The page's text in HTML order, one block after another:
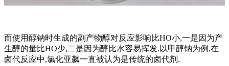
而使用醇钠时生成的副产物醇对反应影响比HO小,一是因为产
生醇的量比HO少,二是因为醇比水容易挥发.以甲醇钠为例,在
卤代反应中,氯化亚飙一直被认为是传统的卤代剂.